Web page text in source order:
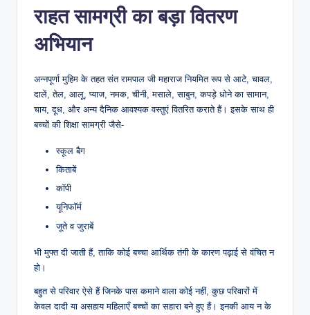
राहत सामग्री का बड़ा वितरण
अभियान
अन्नपूर्णा मुहिम के तहत संत रामपाल जी महाराज नियमित रूप से आटे, चावल,
दालें, तेल, आलू, प्याज, नमक, चीनी, मसाले, साबुन, कपड़े धोने का सामान,
चाय, दूध, और अन्य दैनिक आवश्यक वस्तुएं वितरित कराते हैं। इसके साथ ही
बच्चों की शिक्षा सामग्री जैसे-
स्कूल बैग
किताबें
कॉपी
यूनिफॉर्म
जूते व जुराबें
भी मुफ्त दी जाती हैं, ताकि कोई बच्चा आर्थिक तंगी के कारण पढ़ाई से वंचित न
हो।
बहुत से परिवार ऐसे हैं जिनके पास कमाने वाला कोई नहीं, कुछ परिवारों में
केवल दादी या असहाय महिलाएँ बच्चों का सहारा बने हुए हैं। इनकी आय न के